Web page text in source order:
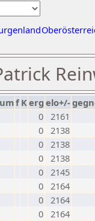
f Kerg elo+/-
0 2161
0 2138
0 2138
0 2138
0 2145
0 2164
0 2164
0 2164